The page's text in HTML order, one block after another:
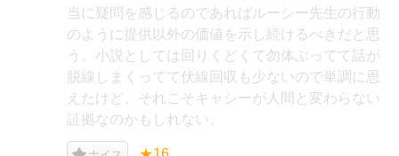
当に疑問を感じるのであればルーシー先生の行動
のように提供以外の価値を示し続けるべきだと思
う。小説としては回りくどくて勿体ぶってて話が
脱線しまくってて伏線回収も少ないので単調に思
えたけど、それこそキャシーが人間と変わらない
証拠なのかもしれない。